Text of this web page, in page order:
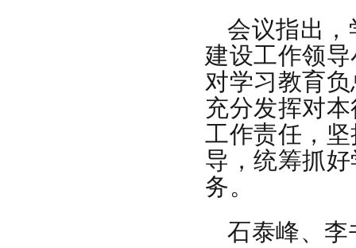
会议指出
建设工作领
对学习教育
充分发挥对
工作责任，
导，统筹抓
务。
石泰峰、